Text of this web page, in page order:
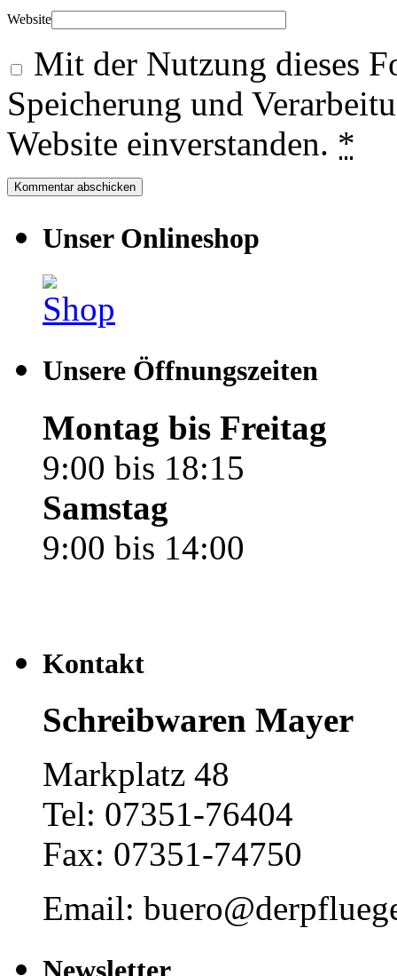
Website
Mit der Nutzung dieses
Speicherung und
Website einverstanden. *
Unser Onlineshop
Unsere Öffnungszeiten
Montag bis Freitag
9:00 bis 18:15
Samstag
9:00 bis 14:00
Kontakt
Schreibwaren Mayer
Markplatz 48
Tel: 07351-76404
Fax: 07351-74750
Email: